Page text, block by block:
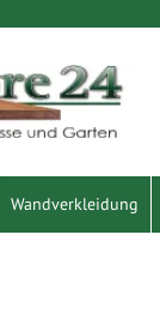
Wandverkleidung